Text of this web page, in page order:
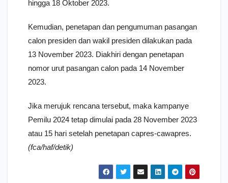
hingga 18 Oktober 2023.
Kemudian, penetapan dan pengumuman pasangan
calon presiden dan wakil presiden dilakukan pada
13 November 2023. Diakhiri dengan penetapan
nomor urut pasangan calon pada 14 November
2023.
Jika merujuk rencana tersebut, maka kampanye
Pemilu 2024 tetap dimulai pada 28 November 2023
atau 15 hari setelah penetapan capres-cawapres.
(fca/haf/detik)